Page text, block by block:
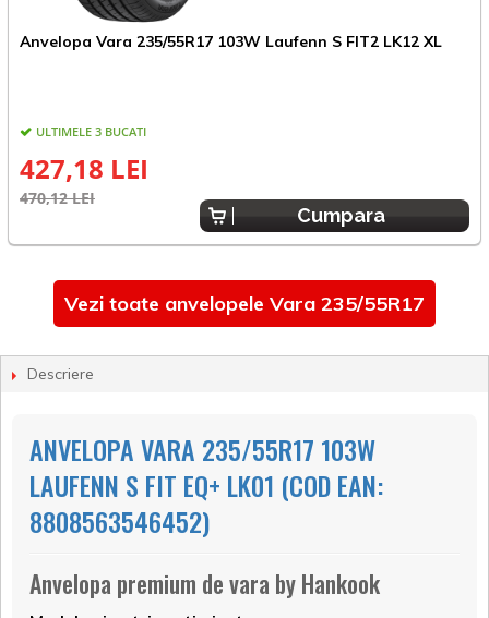
Anvelopa Vara 235/55R17 103W Laufenn S FIT2 LK12 XL
ULTIMELE 3 BUCATI
427,18 LEI
470,12 LEI
Cumpara
Vezi toate anvelopele Vara 235/55R17
Descriere
ANVELOPA VARA 235/55R17 103W
LAUFENN S FIT EQ+ LK01 (COD EAN:
8808563546452)
Anvelopa premium de vara by Hankook